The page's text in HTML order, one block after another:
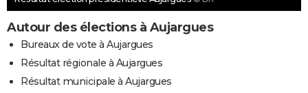
Autour des élections à Aujargues
Bureaux de vote à Aujargues
Résultat régionale à Aujargues
Résultat municipale à Aujargues